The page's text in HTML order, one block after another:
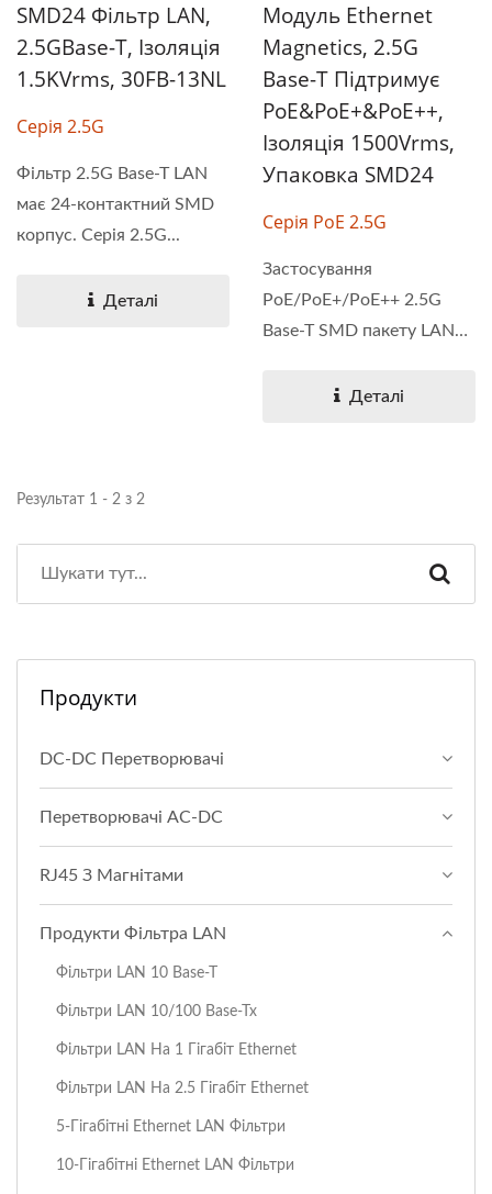
SMD24 Фільтр LAN,
2.5GBase-T, Ізоляція
1.5KVrms, 30FB-13NL
Серія 2.5G
Фільтр 2.5G Base-T LAN
має 24-контактний SMD
корпус. Серія 2.5G...
Деталі
Модуль Ethernet
Magnetics, 2.5G
Base-T Підтримує
PoE&PoE+&PoE++,
Ізоляція 1500Vrms,
Упаковка SMD24
Серія PoE 2.5G
Застосування
PoE/PoE+/PoE++ 2.5G
Base-T SMD пакету LAN
Деталі
Результат 1 - 2 з 2
Продукти
DC-DC Перетворювачі
Перетворювачі AC-DC
RJ45 З Магнітами
Продукти Фільтра LAN
Фільтри LAN 10 Base-T
Фільтри LAN 10/100 Base-Tx
Фільтри LAN На 1 Гігабіт Ethernet
Фільтри LAN На 2.5 Гігабіт Ethernet
5-Гігабітні Ethernet LAN Фільтри
10-Гігабітні Ethernet LAN Фільтри